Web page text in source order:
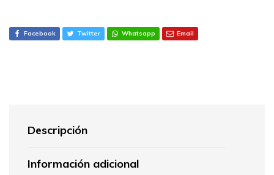
Facebook Twitter Whatsapp Email
Descripción
Información adicional